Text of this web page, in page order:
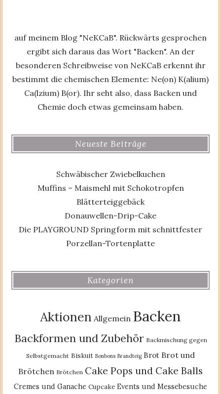
auf meinem Blog "NeKCaB". Rückwärts gesprochen
ergibt sich daraus das Wort "Backen". An der
besonderen Schreibweise von NeKCaB erkennt ihr
bestimmt die chemischen Elemente: Ne(on) K(alium)
Ca(lzium) B(or). Ihr seht also, dass Backen und
Chemie doch etwas gemeinsam haben.
Neueste Beiträge
Schwäbischer Zwiebelkuchen
Muffins – Maismehl mit Schokotropfen
Blätterteiggebäck
Donauwellen-Drip-Cake
Die PLAYGROUND Springform mit schnittfester
Porzellan-Tortenplatte
Kategorien
Aktionen Allgemein Backen
Backformen und Zubehör Backmischung gegen
Selbstgemacht Biskuit Bonbons Brandteig Brot Brot und
Brötchen Brötchen Cake Pops und Cake Balls
Cremes und Ganache Cupcake Events und Messebesuche